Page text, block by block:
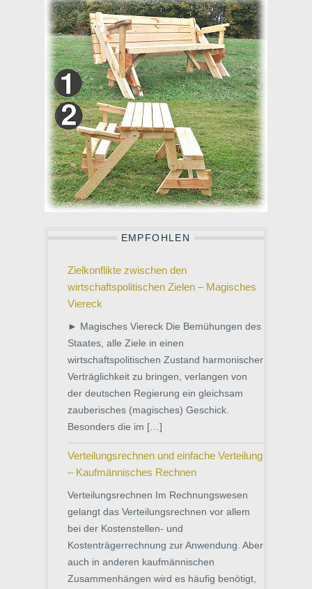
EMPFOHLEN
Zielkonflikte zwischen den
wirtschaftspolitischen Zielen – Magisches
Viereck
► Magisches Viereck Die Bemühungen des
Staates, alle Ziele in einen
wirtschaftspolitischen Zustand harmonischer
Verträglichkeit zu bringen, verlangen von
der deutschen Regierung ein gleichsam
zauberisches (magisches) Geschick.
Besonders die im […]
Verteilungsrechnen und einfache Verteilung
– Kaufmännisches Rechnen
Verteilungsrechnen Im Rechnungswesen
gelangt das Verteilungsrechnen vor allem
bei der Kostenstellen- und
Kostenträgerrechnung zur Anwendung. Aber
auch in anderen kaufmännischen
Zusammenhängen wird es häufig benötigt,